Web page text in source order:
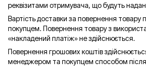
реквізитами отримувача, що будуть
Вартість доставки за повернення товару
покупцем. Повернення товару з
«накладений платіж» не здійснюється.
Повернення грошових коштів
менеджером та покупцем способом